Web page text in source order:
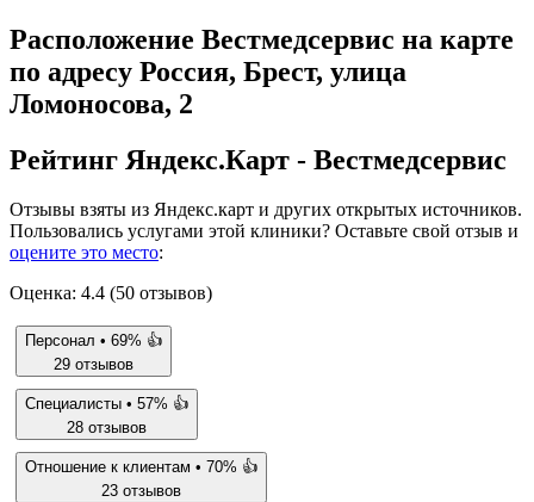
Расположение Вестмедсервис на карте
по адресу Россия, Брест, улица
Ломоносова, 2
Рейтинг Яндекс.Карт - Вестмедсервис
Отзывы взяты из Яндекс.карт и других открытых источников.
Пользовались услугами этой клиники? Оставьте свой отзыв и
оцените это место:
Оценка: 4.4 (50 отзывов)
Персонал • 69% 👍
29 отзывов
Специалисты • 57% 👍
28 отзывов
Отношение к клиентам • 70% 👍
23 отзывов